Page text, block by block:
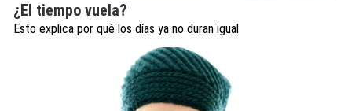
¿El tiempo vuela?
Esto explica por qué los días ya no duran igual